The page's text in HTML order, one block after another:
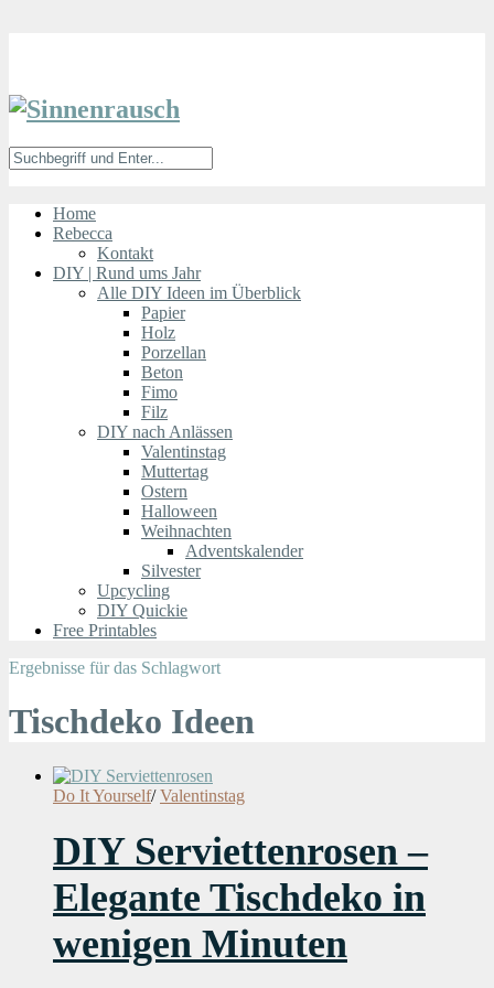
Home
Rebecca
Kontakt
DIY | Rund ums Jahr
Alle DIY Ideen im Überblick
Papier
Holz
Porzellan
Beton
Fimo
Filz
DIY nach Anlässen
Valentinstag
Muttertag
Ostern
Halloween
Weihnachten
Adventskalender
Silvester
Upcycling
DIY Quickie
Free Printables
Ergebnisse für das Schlagwort
Tischdeko Ideen
Do It Yourself/ Valentinstag
DIY Serviettenrosen –
Elegante Tischdeko in
wenigen Minuten